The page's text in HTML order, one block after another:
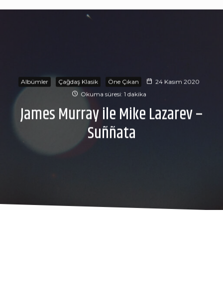
Albümler Çağdaş Klasik Öne Çıkan
24 Kasım 2020
Okuma süresi: 1 dakika
James Murray ile Mike Lazarev –
Suññata